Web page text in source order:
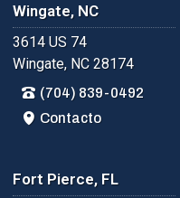
Wingate, NC
3614 US 74
Wingate, NC 28174
(704) 839-0492
Contacto
Fort Pierce, FL